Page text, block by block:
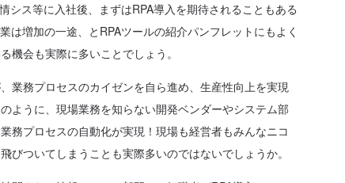
シス等に入社後、まずはRPA導入を期待されることもある
は増加の一途、とRPAツールの紹介パンフレットにもよく
機会も実際に多いことでしょう。
業務プロセスのカイゼンを自ら進め、生産性向上を実現
ように、現場業務を知らない開発ベンダーやシステム部
務プロセスの自動化が実現！現場も経営者もみんなニコ
びついてしまうことも実際多いのではないでしょうか。